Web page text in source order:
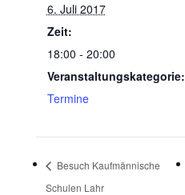
6. Juli 2017
Zeit:
18:00 - 20:00
Veranstaltungskategorie:
Termine
Besuch Kaufmännische
Schulen Lahr